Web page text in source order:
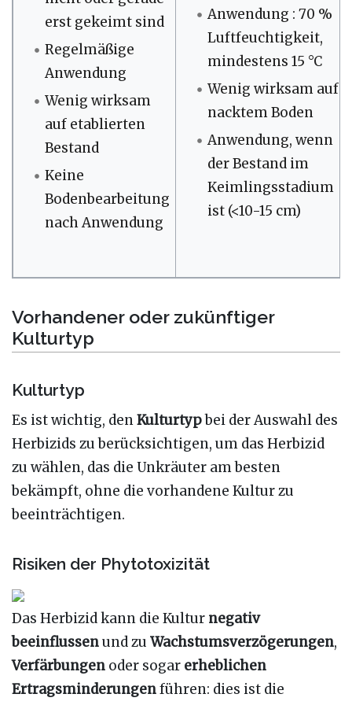
erst gekeimt sind
Regelmäßige
Anwendung
Wenig wirksam
auf etablierten
Bestand
Keine
Bodenbearbeitung
nach Anwendung
Anwendung : 70 %
Luftfeuchtigkeit,
mindestens 15 °C
Wenig wirksam auf
nacktem Boden
Anwendung, wenn
der Bestand im
Keimlingsstadium
ist (<10-15 cm)
Vorhandener oder zukünftiger
Kulturtyp
Kulturtyp
Es ist wichtig, denKulturtypbei der Auswahl des
Herbizids zu berücksichtigen, um das Herbizid
zu wählen, das die Unkräuter am besten
bekämpft, ohne die vorhandene Kultur zu
beeinträchtigen.
Risiken der Phytotoxizität
Das Herbizid kann die Kultur negativ
beeinflussenund zu Wachstumsverzögerungen,
Verfärbungen oder sogar erheblichen
Ertragsminderungenführen: dies ist die